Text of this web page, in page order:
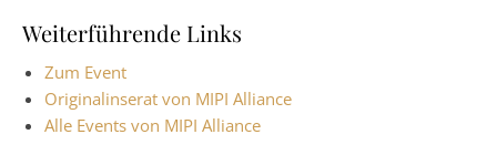
Weiterführende Links
Zum Event
Originalinserat von MIPI Alliance
Alle Events von MIPI Alliance